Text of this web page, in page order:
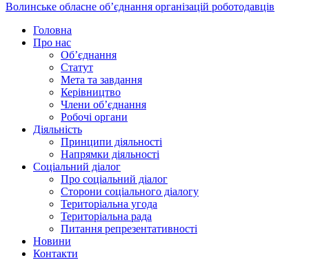
Волинське обласне об’єднання організацій роботодавців
Головна
Про нас
Об’єднання
Статут
Мета та завдання
Керівництво
Члени об’єднання
Робочі органи
Діяльність
Принципи діяльності
Напрямки діяльності
Соціальний діалог
Про соціальний діалог
Сторони соціального діалогу
Територіальна угода
Територіальна рада
Питання репрезентативності
Новини
Контакти